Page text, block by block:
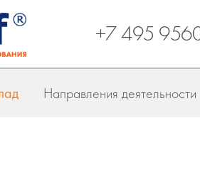
+7 495
Направления деятельности